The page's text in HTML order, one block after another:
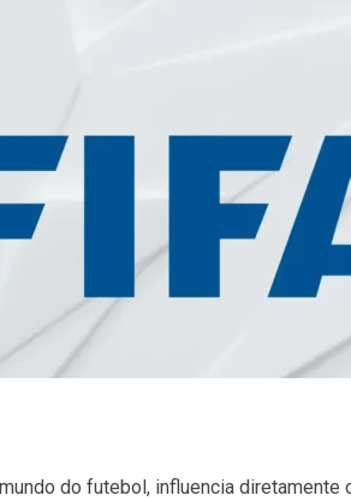
do futebol, influencia diretamente